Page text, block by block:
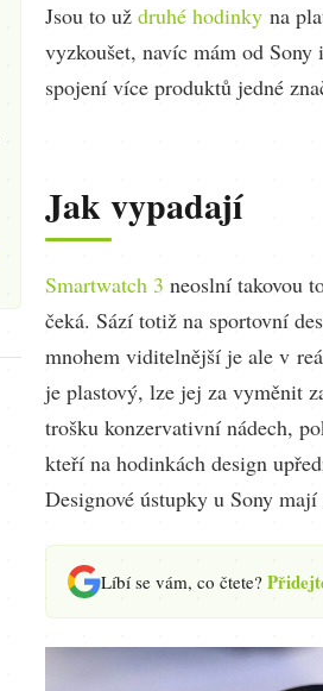
Jsou to už druhé hodinky na
vyzkoušet, navíc mám od
spojení více produktů jedné
Jak vypadají
Smartwatch 3 neoslní takovou
čeká. Sází totiž na sportovní
mnohem viditelnější je ale v
je plastový, lze jej za vyměnit
trošku konzervativní nádech,
kteří na hodinkách design
Designové ústupky u Sony
Líbí se vám, co čtete?